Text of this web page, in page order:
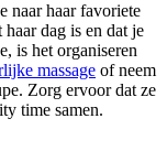
naar haar favoriete
dag is en dat je
is het organiseren
massage of neem
Zorg ervoor dat ze
time samen.